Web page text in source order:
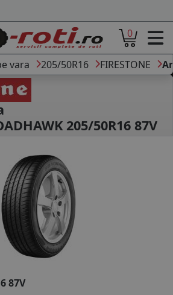
NOI
AUTO
CAMION
MOTO
DIMENSIUNI
PRODUCATORI ANVELOPE
MARCA AUTO
COLABORARE COMPANII
0 PRODUSE
0
vara 205/50R16 FIRESTONE
205/50R16 87V
87V